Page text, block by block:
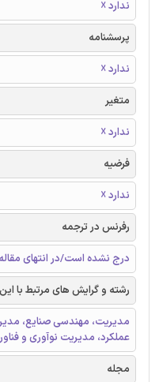
ندارد ☓
پرسشنامه
ندارد ☓
متغیر
ندارد ☓
فرضیه
ندارد ☓
رفرنس در ترجمه
درج نشده است/در انتهای
رشته و گرایش های مرتبط با
مدیریت، مهندسی صنایع،
عملکرد، مدیریت نوآوری و
مجله